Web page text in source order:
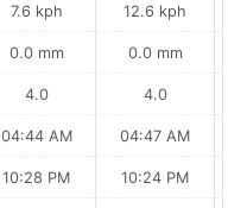
7.6 kph
0.0 mm
4.0
04:44 AM
10:28 PM
12.6 kph
0.0 mm
4.0
04:47 AM
10:24 PM